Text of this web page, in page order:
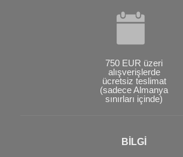
750 EUR üzeri
alışverişlerde
ücretsiz teslimat
(sadece Almanya
sınırları içinde)
BİLGİ